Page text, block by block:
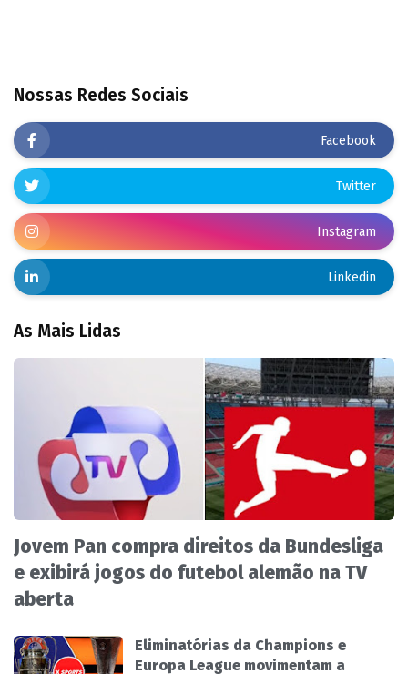
Nossas Redes Sociais
Facebook
Twitter
Instagram
Linkedin
As Mais Lidas
Jovem Pan compra direitos da Bundesliga
e exibirá jogos do futebol alemão na TV
aberta
Eliminatórias da Champions e
Europa League movimentam a